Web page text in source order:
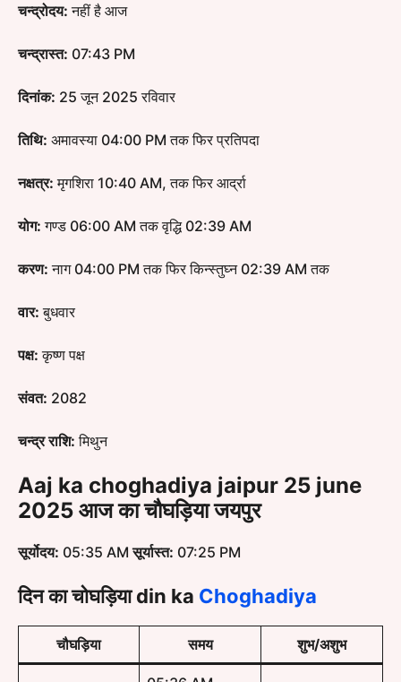
चन्द्रोदय:नहीं है आज
चन्द्रास्त: 07:43 PM
दिनांक: 25 जून 2025 रविवार
तिथि: अमावस्या 04:00 PM तक फिर प्रतिपदा
नक्षत्र:मृगशिरा 10:40 AM, तक फिर आर्द्रा
योग: गण्ड 06:00 AM तक वृद्धि 02:39 AM
करण:नाग 04:00 PM तक फिर किन्स्तुघ्न 02:39 AM तक
वार:बुधवार
पक्ष:कृष्ण पक्ष
संवत: 2082
चन्द्र राशि: मिथुन
Aaj ka choghadiya jaipur 25 june
2025 आज का चौघड़िया जयपुर
सूर्योदय: 05:35 AM सूर्यास्त: 07:25 PM
दिन का चोघड़ियाdin ka Choghadiya
चौघड़िया समय शुभ/अशुभ